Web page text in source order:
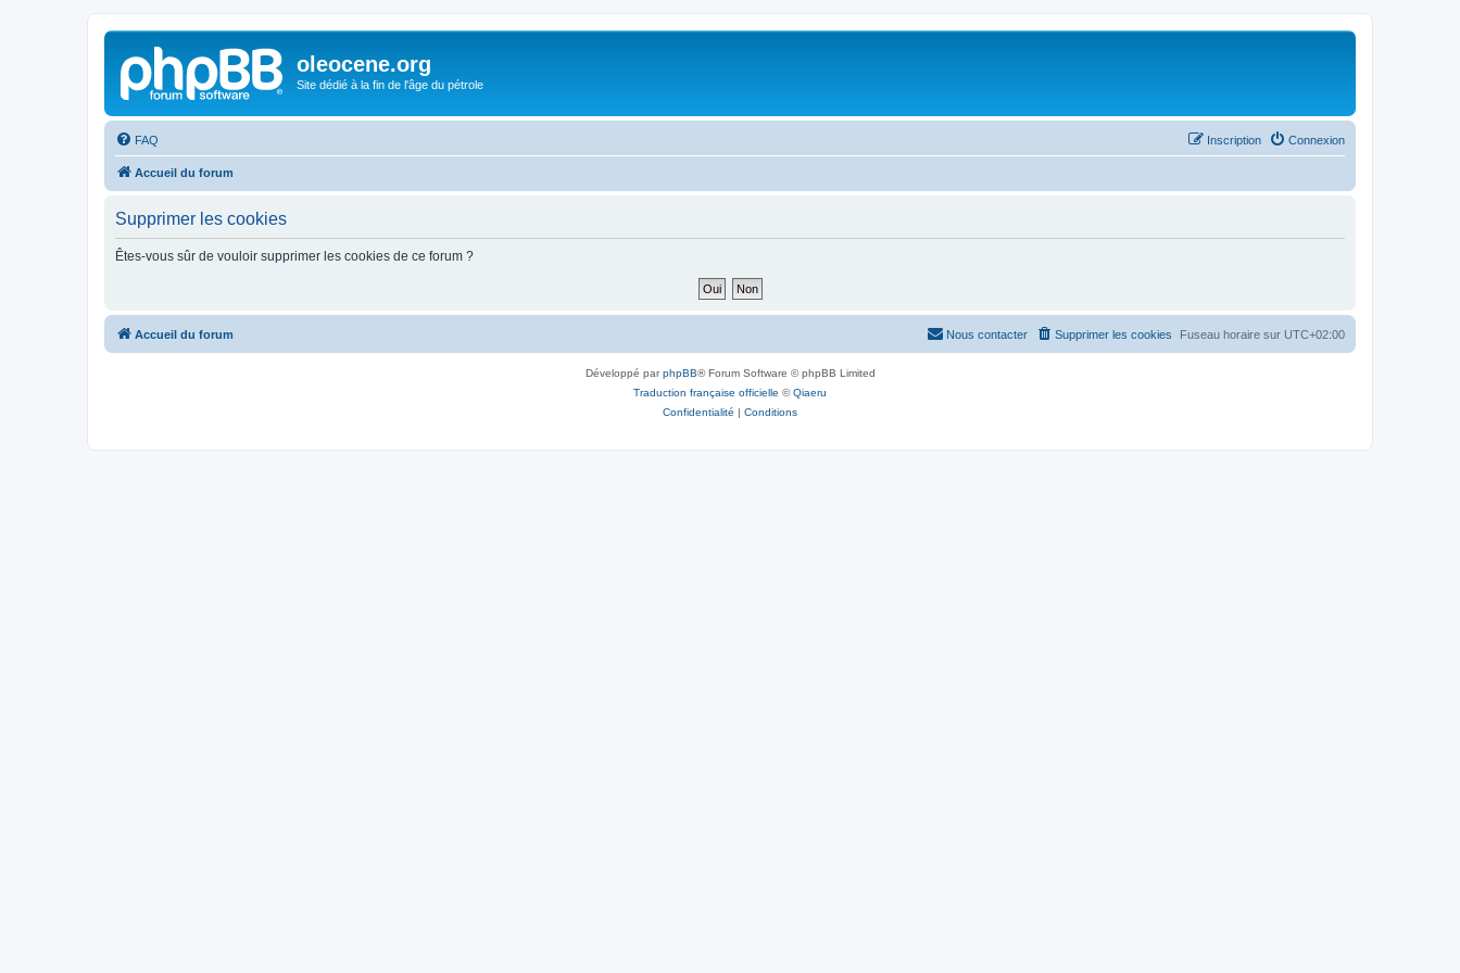
oleocene.org
Site dédié à la fin de l'âge du pétrole
FAQ Connexion
Inscription
Accueil du forum
Supprimer les cookies
Êtes-vous sûr de vouloir supprimer les cookies de ce forum ?
Accueil du forum Fuseau horaire sur UTC+02:00
Supprimer les cookies
Nous contacter
Développé parphpBB® Forum Software © phpBB Limited
Traduction française officielle ©Qiaeru
Confidentialité | Conditions